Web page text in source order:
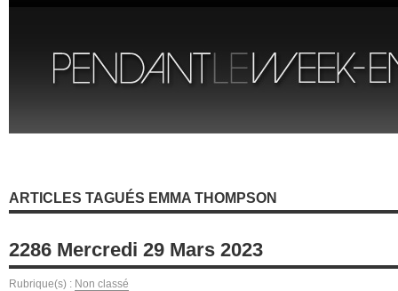
ARTICLES TAGUÉS EMMA THOMPSON
2286 Mercredi 29 Mars 2023
Rubrique(s) : Non classé